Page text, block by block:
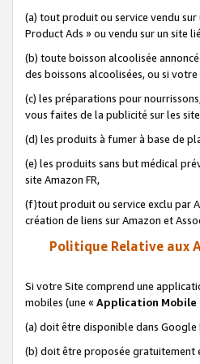
(a) tout produit ou service vendu
Product Ads » ou vendu sur un site
(b) toute boisson alcoolisée
des boissons alcoolisées, ou si
(c) les préparations pour
vous faites de la publicité sur les
(d) les produits à fumer à base de
(e) les produits sans but médical
site Amazon FR,
(f)tout produit ou service exclu par
création de liens sur Amazon et
Politique Relative aux
Si votre Site comprend une
mobiles (une « Application Mobile
(a) doit être disponible dans
(b) doit être proposée gratuitement